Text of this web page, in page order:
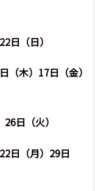
日（日）
（木）17日（金）
日（火）
日（月）29日